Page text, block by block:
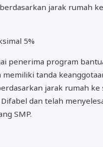
jarak rumah
5%
penerima program
memiliki tanda
jarak rumah ke
dan telah
SMP.